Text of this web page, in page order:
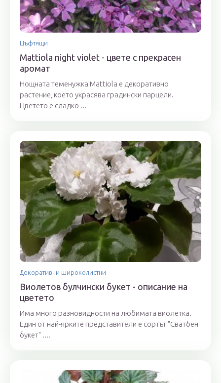
Цъфтящи
Mattiola night violet - цвете с прекрасен
аромат
Нощната теменужка Mattiola е декоративно
растение, което украсява градински парцели.
Цветето е сладко ...
Декоративни широколистни
Виолетов булчински букет - описание на
цветето
Има много разновидности на любимата виолетка.
Един от най-ярките представители е сортът "Сватбен
букет" ....